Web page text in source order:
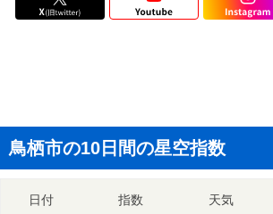
鳥栖市の10日間の星空指数
日付 指数 天気